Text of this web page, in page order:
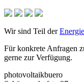
Wir sind Teil der
Für konkrete Anfragen
gerne zur Verfügung.
photovoltaikbuero